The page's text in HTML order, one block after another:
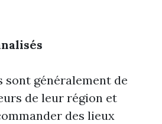
généralement de
de leur région et
des lieux